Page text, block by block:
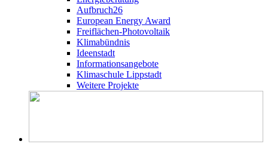
Aufbruch26
European Energy Award
Freiflächen-Photovoltaik
Klimabündnis
Ideenstadt
Informationsangebote
Klimaschule Lippstadt
Weitere Projekte